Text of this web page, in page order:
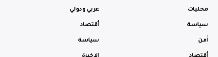
محليات
سياسة
أمن
عربي ودولي
أقتصاد
سياسة